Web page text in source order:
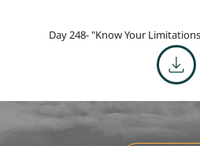
Day 248- "Know Your